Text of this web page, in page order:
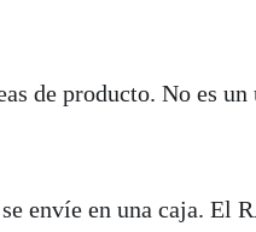
de producto. No es
envíe en una caja. El